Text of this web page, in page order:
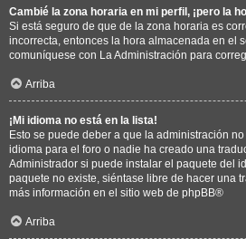
Cambié la zona horaria en mi perfil, ¡pero la
Si está seguro de que de la zona horaria es
incorrecta, entonces la hora almacenada en el
comuníquese con La Administración para
Arriba
¡Mi idioma no está en la lista!
Esto se puede deber a que la administración
idioma para el foro o nadie ha creado una
Administrador si puede instalar el paquete del
paquete no existe, siéntase libre de hacer una
más información en el sitio web de phpBB®
Arriba